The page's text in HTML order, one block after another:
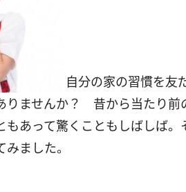
自分の家の習慣を友
りませんか？ 昔から当たり前
もあって驚くこともしばしば
ました。